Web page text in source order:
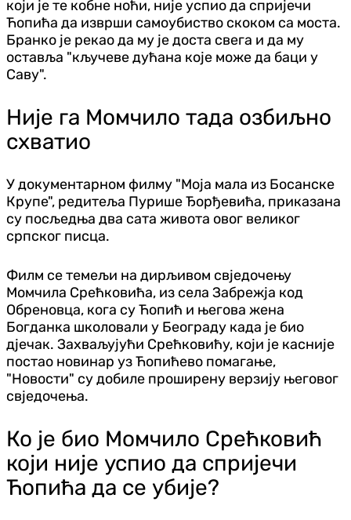
који је те кобне ноћи, није успио да спријечи
Ћопића да изврши самоубиство скоком са моста.
Бранко је рекао да му је доста свега и да му
оставља "кључеве дућана које може да баци у
Саву".
Није га Момчило тада озбиљно
схватио
У документарном филму "Моја мала из Босанске
Крупе", редитеља Пурише Ђорђевића, приказана
су посљедња два сата живота овог великог
српског писца.
Филм се темељи на дирљивом свједочењу
Момчила Срећковића, из села Забрежја код
Обреновца, кога су Ћопић и његова жена
Богданка школовали у Београду када је био
дјечак. Захваљујући Срећковићу, који је касније
постао новинар уз Ћопићево помагање,
"Новости" су добиле проширену верзију његовог
свједочења.
Ко је био Момчило Срећковић
који није успио да спријечи
Ћопића да се убије?